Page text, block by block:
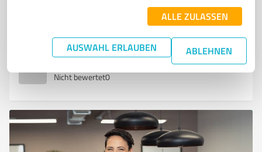
ALLE ZULASSEN
AUSWAHL ERLAUBEN ABLEHNEN
info@gymnasium-nidda.de
Nicht bewertet0